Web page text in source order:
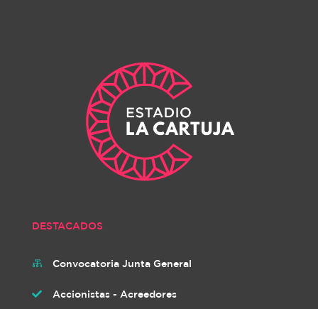
DESTACADOS
 Convocatoria Junta General
 Accionistas - Acreedores